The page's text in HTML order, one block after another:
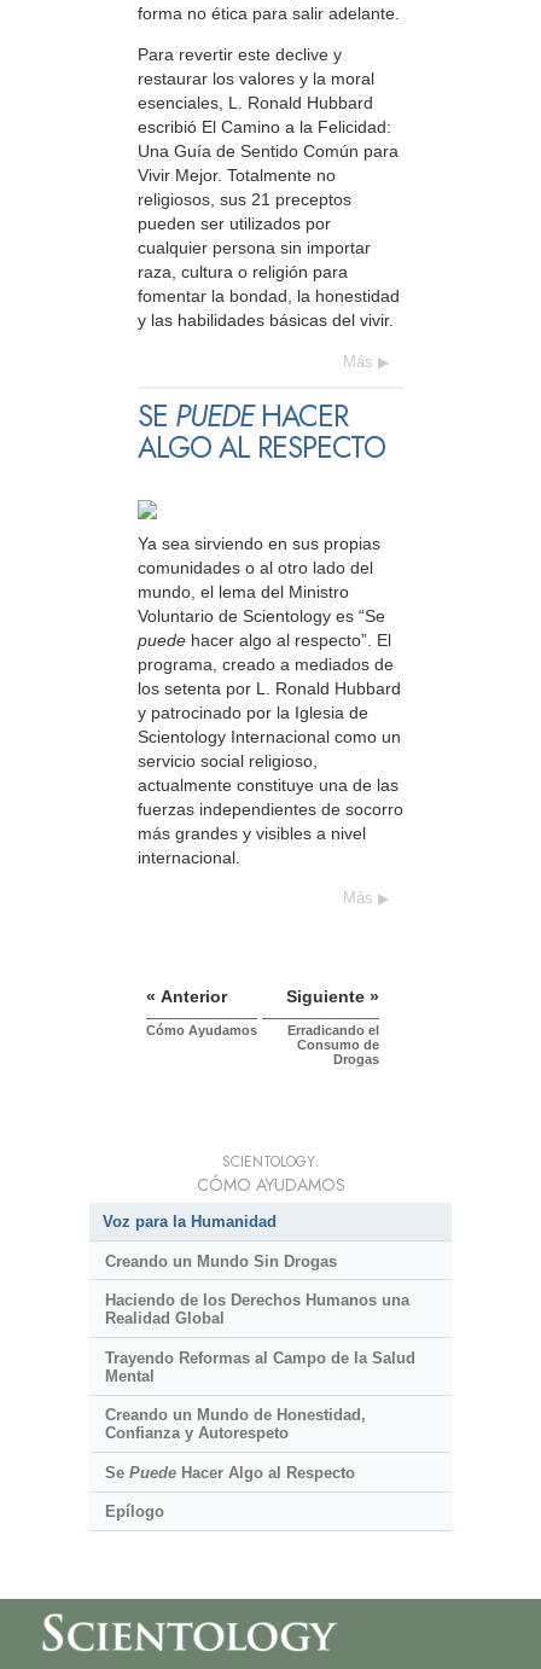
forma no ética para salir adelante.
Para revertir este declive y
restaurar los valores y la moral
esenciales, L. Ronald Hubbard
escribió El Camino a la Felicidad:
Una Guía de Sentido Común para
Vivir Mejor. Totalmente no
religiosos, sus 21 preceptos
pueden ser utilizados por
cualquier persona sin importar
raza, cultura o religión para
fomentar la bondad, la honestidad
y las habilidades básicas del vivir.
Más
SE PUEDEHACER
ALGO AL RESPECTO
Ya sea sirviendo en sus propias
comunidades o al otro lado del
mundo, el lema del Ministro
Voluntario de Scientology es “Se
puede hacer algo al respecto”. El
programa, creado a mediados de
los setenta por L. Ronald Hubbard
y patrocinado por la Iglesia de
Scientology Internacional como un
servicio social religioso,
actualmente constituye una de las
fuerzas independientes de socorro
más grandes y visibles a nivel
internacional.
Más
« Anterior
Cómo Ayudamos
Siguiente »
Erradicando el
Consumo de
Drogas
SCIENTOLOGY:
CÓMO AYUDAMOS
Voz para la Humanidad
Creando un Mundo Sin Drogas
Haciendo de los Derechos Humanos una
Realidad Global
Trayendo Reformas al Campo de la Salud
Mental
Creando un Mundo de Honestidad,
Confianza y Autorespeto
Se PuedeHacer Algo al Respecto
Epílogo